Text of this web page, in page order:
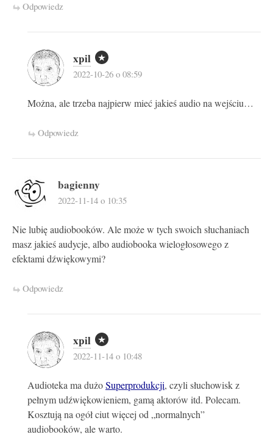
Odpowiedz
xpil
2022-10-26 o 08:59
Można, ale trzeba najpierw mieć jakieś audio na wejściu…
Odpowiedz
bagienny
2022-11-14 o 10:35
Nie lubię audiobooków. Ale może w tych swoich słuchaniach
masz jakieś audycje, albo audiobooka wielogłosowego z
efektami dźwiękowymi?
Odpowiedz
xpil
2022-11-14 o 10:48
Audioteka ma dużoSuperprodukcji, czyli słuchowisk z
pełnym udźwiękowieniem, gamą aktorów itd. Polecam.
Kosztują na ogół ciut więcej od „normalnych”
audiobooków, ale warto.